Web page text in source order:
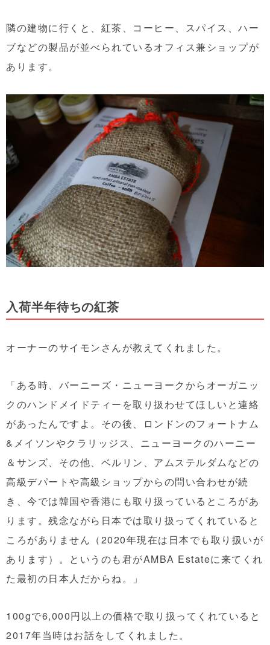
隣の建物に行くと、紅茶、コーヒー、スパイス、ハー
ブなどの製品が並べられているオフィス兼ショップが
あります。
入荷半年待ちの紅茶
オーナーのサイモンさんが教えてくれました。
「ある時、バーニーズ・ニューヨークからオーガニッ
クのハンドメイドティーを取り扱わせてほしいと連絡
があったんですよ。その後、ロンドンのフォートナム
&メイソンやクラリッジス、ニューヨークのハーニー
＆サンズ、その他、ベルリン、アムステルダムなどの
高級デパートや高級ショップからの問い合わせが続
き、今では韓国や香港にも取り扱っているところがあ
ります。残念ながら日本では取り扱ってくれていると
ころがありません（2020年現在は日本でも取り扱いが
あります）。というのも君がAMBA Estateに来てくれ
た最初の日本人だからね。」
100gで6,000円以上の価格で取り扱ってくれていると
2017年当時はお話をしてくれました。